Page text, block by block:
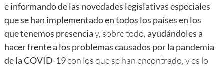
e informando de las novedades legislativas especiales
que se han implementado en todos los países en los
que tenemos presenciay, sobre todo,ayudándoles a
hacer frente a los problemas causados por la pandemia
de la COVID-19con los que se han encontrado, y es lo